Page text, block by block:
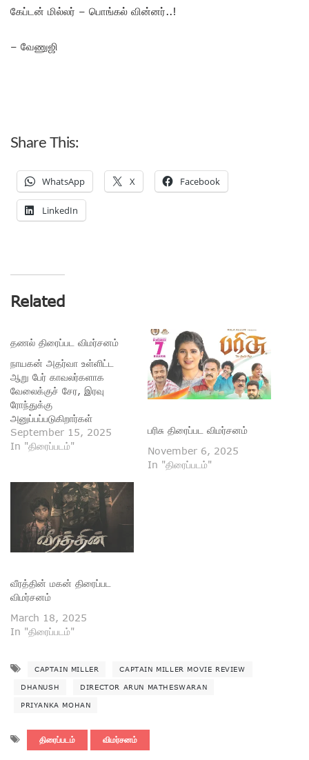
கேப்டன் மில்லர் – பொங்கல் வின்னர்..!
– வேணுஜி
Share This:
WhatsApp X Facebook
LinkedIn
Related
தணல் திரைப்பட விமர்சனம்
நாயகன் அதர்வா உள்ளிட்ட
ஆறு பேர் காவலர்களாக
வேலைக்குச் சேர, இரவு
ரோந்துக்கு
அனுப்பப்படுகிறார்கள்
அனைவரும். வழியில்
சந்தேகத்துக்கு இடமான
துரத்திச் செல்லும்போது ஒரு
ஆளரவமற்ற குடிசைப் பகுதியில்
சிக்கிக் கொள்கிறார்களா.
அங்கு அஸ்வின் காக்கமனு
தலைமையில் இயக்கும் சதிகார
கும்பலொன்று இருக்க,
இருவரைக் கொல்ல, மீதி
நால்வரும் அவர்களிடமிருந்து
தப்பிக்க முயற்சிக்கிறார்கள்.
அந்த முயற்சியில்…
September 15, 2025
In "திரைப்படம்"
பரிசு திரைப்பட விமர்சனம்
November 6, 2025
In "திரைப்படம்"
வீரத்தின் மகன் திரைப்பட
விமர்சனம்
March 18, 2025
In "திரைப்படம்"
CAPTAIN MILLER CAPTAIN MILLER MOVIE REVIEW
DHANUSH DIRECTOR ARUN MATHESWARAN
PRIYANKA MOHAN
திரைப்படம் விமர்சனம்